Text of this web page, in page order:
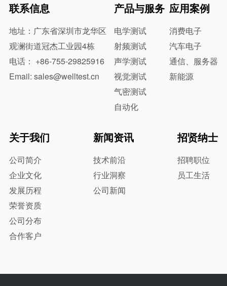
联系信息
地址：广东省深圳市龙华区
观澜街道冠杰工业园4栋
电话： +86-755-29825916
Email: sales@welltest.cn
产品与服务
电学测试
射频测试
声学测试
视觉测试
气密测试
自动化
应用案例
消费电子
汽车电子
通信、服务器
新能源
关于我们
公司简介
企业文化
发展历程
荣誉资质
公司分布
合作客户
新闻资讯
技术前沿
行业洞察
公司新闻
招贤纳士
招聘职位
员工生活